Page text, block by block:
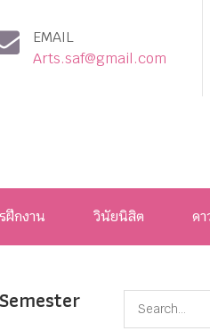
EMAIL
Arts.saf@gmail.com
ฝึกงาน วินัยนิสิต ด